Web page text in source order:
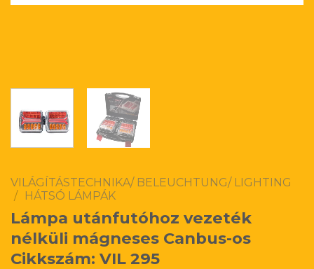
VILÁGÍTÁSTECHNIKA/ BELEUCHTUNG/ LIGHTING
/
HÁTSÓ LÁMPÁK
Lámpa utánfutóhoz vezeték
nélküli mágneses Canbus-os
Cikkszám: VIL 295